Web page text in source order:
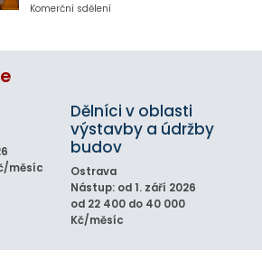
Komerční sdělení
měsíc
Dělníci v oblasti
výstavby a údržby
budov
Ostrava
Nástup: od 1. září 2026
od 22 400 do 40 000
Kč/měsíc